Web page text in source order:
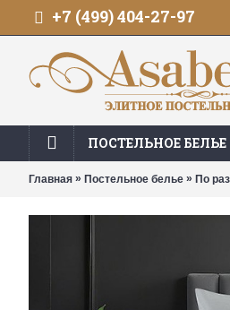
+7 (499) 404-27-97
ПОСТЕЛЬНОЕ БЕЛЬЕ
Главная » Постельное белье » По